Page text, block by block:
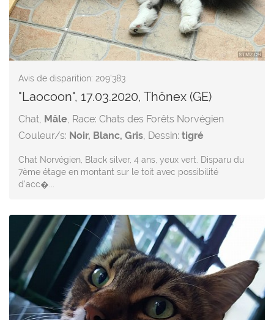
Avis de disparition: 209'383
"Laocoon", 17.03.2020, Thônex (GE)
Chat, Mâle, Race: Chats des Forêts Norvégien
Couleur/s: Noir, Blanc, Gris, Dessin: tigré
Chat Norvégien, Black silver, 4 ans, yeux vert. Disparu du
7ème étage en montant sur le toit avec possibilité
d'acc�...